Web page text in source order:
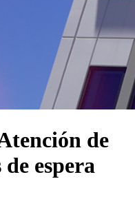
de
espera